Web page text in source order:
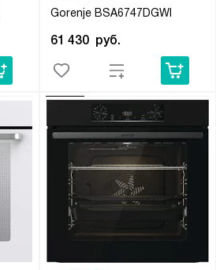
Gorenje BSA6747DGWI
61 430 руб.